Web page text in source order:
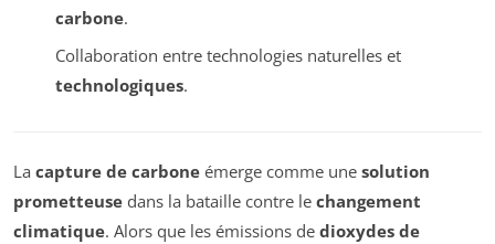
carbone.
Collaboration entre technologies naturelles et
technologiques.
La capture de carbone émerge comme une solution
prometteuse dans la bataille contre le changement
climatique. Alors que les émissions de dioxydes de